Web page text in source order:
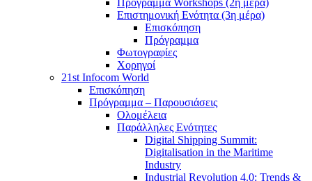
Πρόγραμμα Workshops (2η μέρα)
Επιστημονική Ενότητα (3η μέρα)
Επισκόπηση
Πρόγραμμα
Φωτογραφίες
Χορηγοί
21st Infocom World
Επισκόπηση
Πρόγραμμα – Παρουσιάσεις
Ολομέλεια
Παράλληλες Ενότητες
Digital Shipping Summit:
Digitalisation in the Maritime
Industry
Industrial Revolution 4.0: Trends &